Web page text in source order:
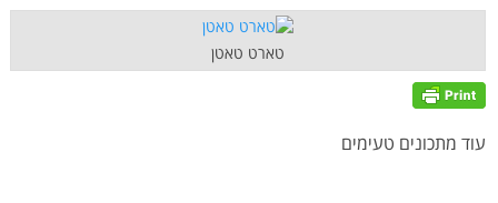
טארט טאטן
עוד מתכונים טעימים